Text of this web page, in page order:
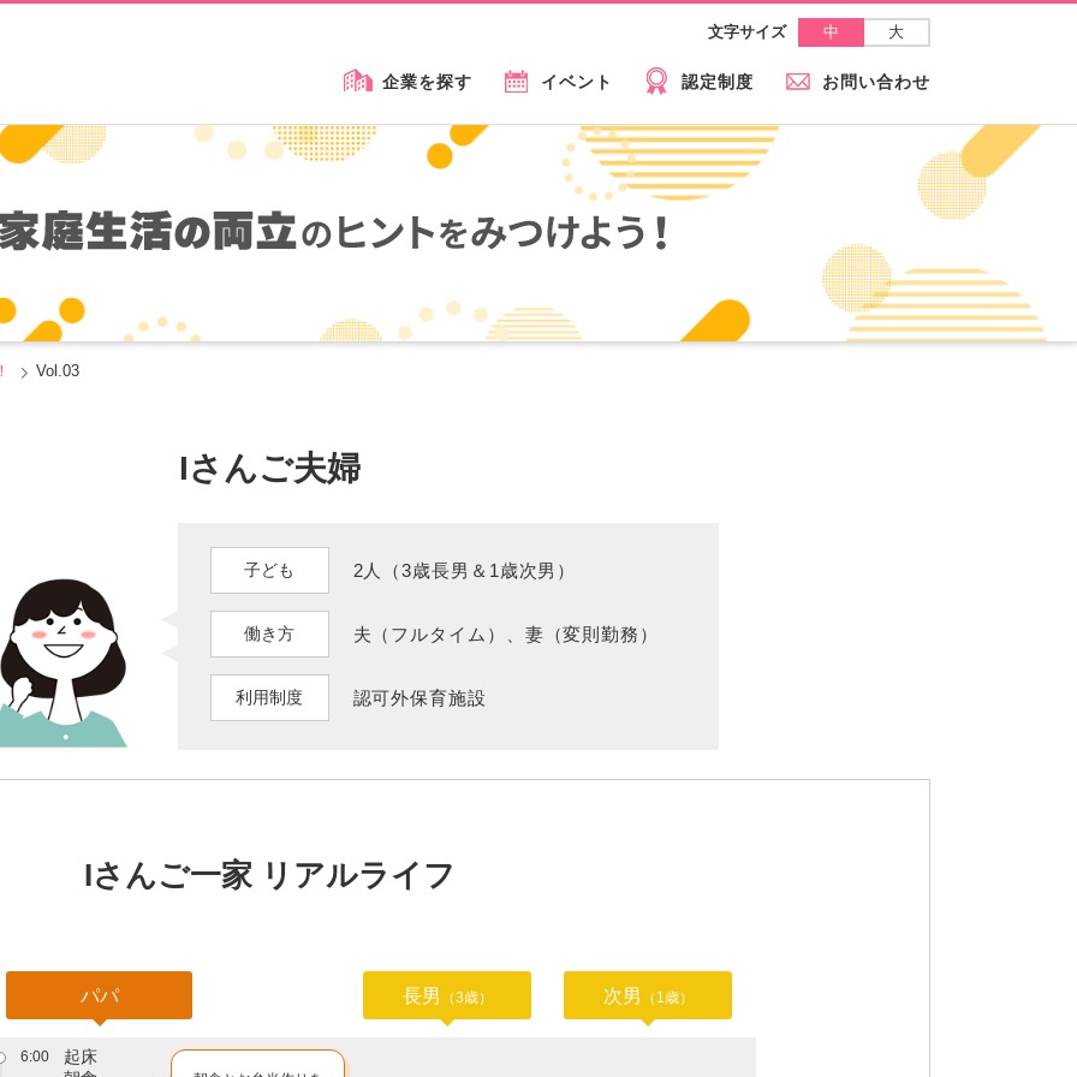
文字サイズ 中 大
企業を探す イベント 認定制度 お問い合わせ
Vol.03
Iさんご夫婦
子ども 2人（3歳長男＆1歳次男）
働き方 夫（フルタイム）、妻（変則勤務）
利用制度 認可外保育施設
Iさんご一家 リアルライフ
パパ 長男 （3歳） 次男 （1歳）
6:00
起床